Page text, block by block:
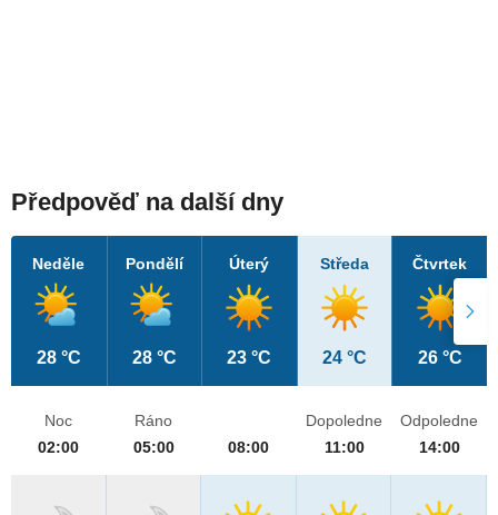
Předpověď na další dny
Neděle
28 °C
Pondělí
28 °C
Úterý
23 °C
Středa
24 °C
Čtvrtek
26 °C
Noc
02:00
Ráno
05:00
08:00
Dopoledne
11:00
Odpoledne
14:00